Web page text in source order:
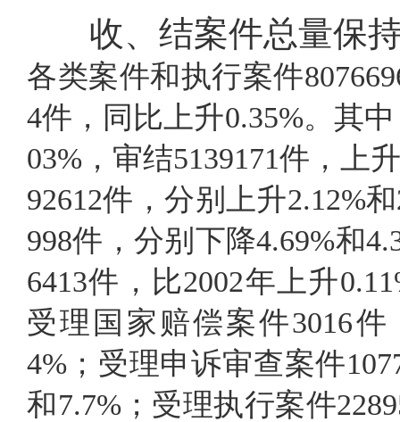
收、结案件总量保持
各类案件和执行案件
4件，同比上升0.35%。其
03%，审结5139171件，上
92612件，分别上升2.12%
998件，分别下降4.69%和
6413件，比2002年上升
受理国家赔偿案件3016件
4%；受理申诉审查案件
和7.7%；受理执行案件